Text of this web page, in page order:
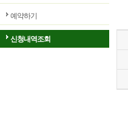
예약하기
신청내역조회